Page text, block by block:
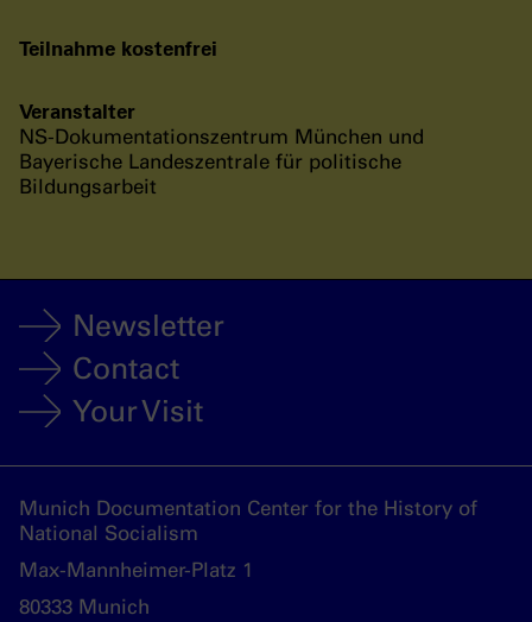
Teilnahme kostenfrei
Veranstalter
NS-Dokumentationszentrum München und
Bayerische Landeszentrale für politische
Bildungsarbeit
Newsletter
Contact
Your Visit
Munich Documentation Center for the History of
National Socialism
Max-Mannheimer-Platz 1
80333 Munich